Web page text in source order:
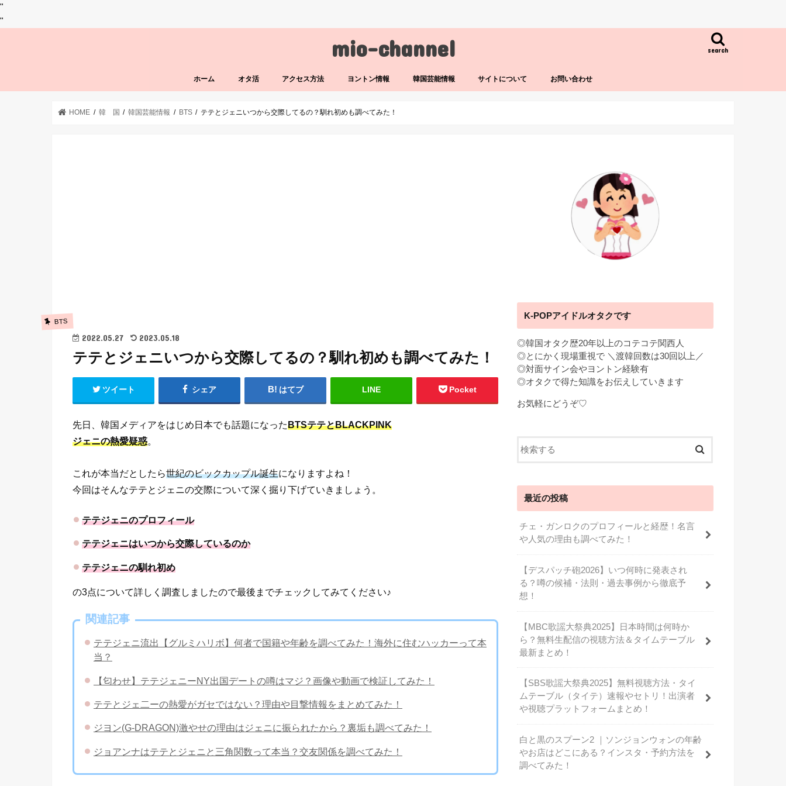
"
"
mio-channel search
ホーム オタ活 アクセス方法 ヨントン情報 韓国芸能情報 サイトについて お問い合わせ
HOME 韓 国 韓国芸能情報 BTS テテとジェニいつから交際してるの？馴れ初めも調べてみた！
BTS
2022.05.27 2023.05.18
テテとジェニいつから交際してるの？馴れ初めも調べてみた！
ツイート シェア はてブ LINE Pocket
先日、韓国メディアをはじめ日本でも話題になったBTSテテとBLACKPINK
ジェニの熱愛疑惑。
これが本当だとしたら世紀のビックカップル誕生になりますよね！
今回はそんなテテとジェニの交際について深く掘り下げていきましょう。
テテジェニのプロフィール
テテジェニはいつから交際しているのか
テテジェニの馴れ初め
の3点について詳しく調査しましたので最後までチェックしてみてください♪
関連記事
テテジェニ流出【グルミハリボ】何者で国籍や年齢を調べてみた！海外に住むハッカーって本
当？
【匂わせ】テテジェニーNY出国デートの噂はマジ？画像や動画で検証してみた！
テテとジェ二ーの熱愛がガセではない？理由や目撃情報をまとめてみた！
ジヨン(G-DRAGON)激やせの理由はジェニに振られたから？裏垢も調べてみた！
ジョアンナはテテとジェニと三角関数って本当？交友関係を調べてみた！
K-POPアイドルオタクです
◎韓国オタク歴20年以上のコテコテ関西人
◎とにかく現場重視で ＼渡韓回数は30回以上／
◎対面サイン会やヨントン経験有
◎オタクで得た知識をお伝えしていきます
お気軽にどうぞ♡
最近の投稿
チェ・ガンロクのプロフィールと経歴！名言
や人気の理由も調べてみた！
【デスパッチ砲2026】いつ何時に発表され
る？噂の候補・法則・過去事例から徹底予
想！
【MBC歌謡大祭典2025】日本時間は何時か
ら？無料生配信の視聴方法＆タイムテーブル
最新まとめ！
【SBS歌謡大祭典2025】無料視聴方法・タイ
ムテーブル（タイテ）速報やセトリ！出演者
や視聴プラットフォームまとめ！
白と黒のスプーン2 ｜ソンジョンウォンの年齢
やお店はどこにある？インスタ・予約方法を
調べてみた！